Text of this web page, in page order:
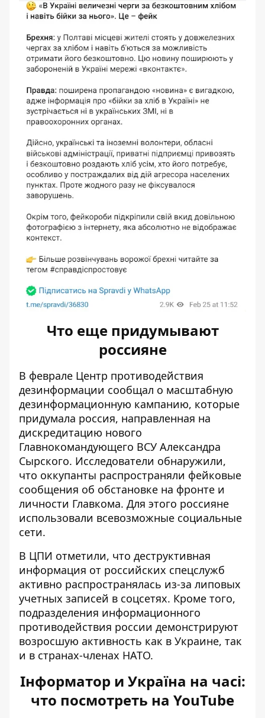
Что еще придумывают
россияне
В феврале Центр противодействия
дезинформации сообщал о масштабную
дезинформационную кампанию, которые
придумала россия, направленная на
дискредитацию нового
Главнокомандующего ВСУ Александра
Сырского. Исследователи обнаружили,
что оккупанты распространяли фейковые
сообщения об обстановке на фронте и
личности Главкома. Для этого россияне
использовали всевозможные социальные
сети.
В ЦПИ отметили, что деструктивная
информация от российских спецслужб
активно распространялась из-за липовых
учетных записей в соцсетях. Кроме того,
подразделения информационного
противодействия россии демонстрируют
возросшую активность как в Украине, так
и в странах-членах НАТО.
Інформатор и Україна на часі:
что посмотреть на YouTube